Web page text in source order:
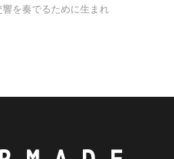
を奏でるために生まれ